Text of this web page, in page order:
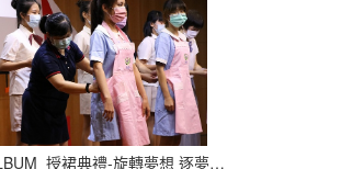
LINE_ALBUM_授裙典禮-旋轉夢想 逐夢飛翔_210927_11